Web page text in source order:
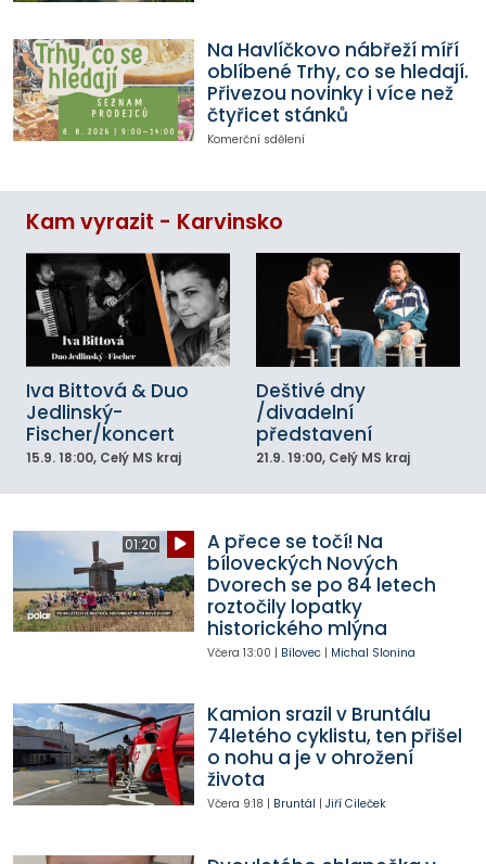
Na Havlíčkovo nábřeží míří
oblíbené Trhy, co se hledají.
Přivezou novinky i více než
čtyřicet stánků
Komerční sdělení
Kam vyrazit - Karvinsko
Iva Bittová & Duo
Jedlinský-
Fischer/koncert
15.9. 18:00, Celý MS kraj
Deštivé dny
/divadelní
představení
21.9. 19:00, Celý MS kraj
01:20
A přece se točí! Na
bíloveckých Nových
Dvorech se po 84 letech
roztočily lopatky
historického mlýna
Včera 13:00 | Bílovec| Michal Slonina
Kamion srazil v Bruntálu
74letého cyklistu, ten přišel
o nohu a je v ohrožení
života
Včera 9:18 | Bruntál | Jiří Cileček